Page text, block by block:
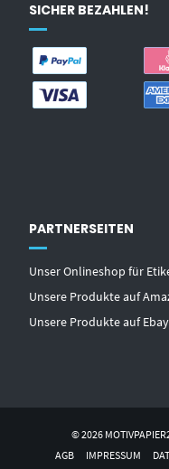
SICHER BEZAHLEN!
PARTNERSEITEN
Unser Onlineshop für
Unsere Produkte auf
Unsere Produkte auf Ebay
© 2026
AGB
IMPRESSUM